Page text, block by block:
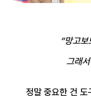
“망고
그래
정말 중요한 건 도